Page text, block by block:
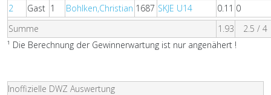
2 Gast 1 Bohlken,Christian 1687 SKJE U14 0.11 0
Summe
1.93
2.5 / 4
¹ Die Berechnung der Gewinnerwartung ist nur angenähert !
Inoffizielle DWZ Auswertung